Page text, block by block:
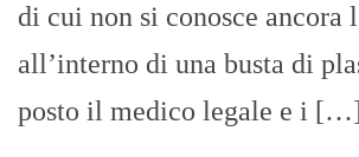
di cui non si conosce ancora
all’interno di una busta di
posto il medico legale e i […]